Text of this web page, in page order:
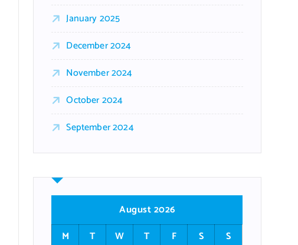
January 2025
December 2024
November 2024
October 2024
September 2024
August 2026
M
T W T F S
S